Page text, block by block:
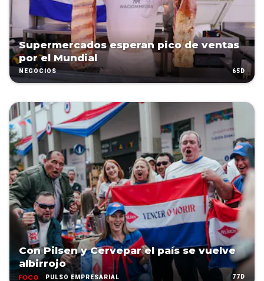
Supermercados esperan pico de ventas
por el Mundial
NEGOCIOS 65D
Con Pilsen y Cervepar el país se vuelve
albirrojo
PULSO EMPRESARIAL 77D